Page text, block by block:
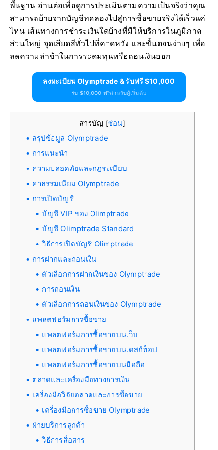
พื้นฐาน อ่านต่อเพื่อดูการประเมินตามความเป็นจริงว่าคุณ
สามารถย้ายจากบัญชีทดลองไปสู่การซื้อขายจริงได้เร็วแค่
ไหน เส้นทางการชำระเงินใดบ้างที่มีให้บริการในภูมิภาค
ส่วนใหญ่ จุดเสียดสีทั่วไปที่คาดหวัง และขั้นตอนง่ายๆ เพื่อ
ลดความล่าช้าในการระดมทุนหรือถอนเงินออก
ลงทะเบียน Olymptrade & รับฟรี $10,000
รับ $10,000 ฟรีสำหรับผู้เริ่มต้น
สารบัญ [ซ่อน]
สรุปข้อมูล Olymptrade
การแนะนำ
ความปลอดภัยและกฎระเบียบ
ค่าธรรมเนียม Olymptrade
การเปิดบัญชี
บัญชี VIP ของ Olimptrade
บัญชี Olimptrade Standard
วิธีการเปิดบัญชี Olimptrade
การฝากและถอนเงิน
ตัวเลือกการฝากเงินของ Olymptrade
การถอนเงิน
ตัวเลือกการถอนเงินของ Olymptrade
แพลตฟอร์มการซื้อขาย
แพลตฟอร์มการซื้อขายบนเว็บ
แพลตฟอร์มการซื้อขายบนเดสก์ท็อป
แพลตฟอร์มการซื้อขายบนมือถือ
ตลาดและเครื่องมือทางการเงิน
เครื่องมือวิจัยตลาดและการซื้อขาย
เครื่องมือการซื้อขาย Olymptrade
ฝ่ายบริการลูกค้า
วิธีการสื่อสาร